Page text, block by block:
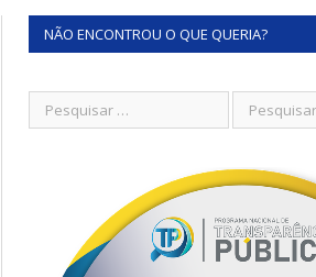
NÃO ENCONTROU O QUE QUERIA?